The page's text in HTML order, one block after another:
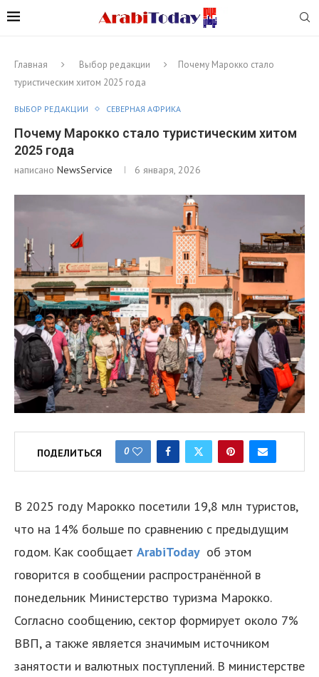
Главная Выбор редакции
Почему Марокко стало
туристическим хитом 2025 года
ВЫБОР РЕДАКЦИИ СЕВЕРНАЯ АФРИКА
Почему Марокко стало туристическим хитом
2025 года
написано NewsService 6 января, 2026
ПОДЕЛИТЬСЯ 0
В 2025 году Марокко посетили 19,8 млн туристов,
что на 14% больше по сравнению с предыдущим
годом. Как сообщает ArabiToday об этом
говорится в сообщении распространённой в
понедельник Министерство туризма Марокко.
Согласно сообщению, сектор формирует около 7%
ВВП, а также является значимым источником
занятости и валютных поступлений. В министерстве